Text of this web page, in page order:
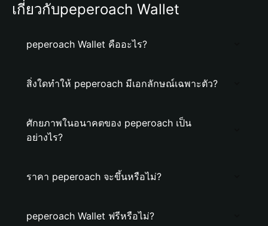
เกี่ยวกับpeperoach Wallet
peperoach Wallet คืออะไร?
สิ่งใดทำให้ peperoach มีเอกลักษณ์เฉพาะตัว?
ศักยภาพในอนาคตของ peperoach เป็น
อย่างไร?
ราคา peperoach จะขึ้นหรือไม่?
peperoach Wallet ฟรีหรือไม่?